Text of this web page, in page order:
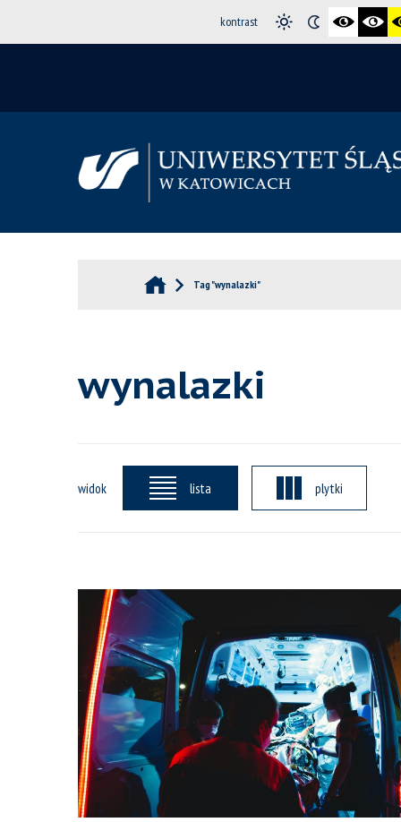
kontrast
Tag "wynalazki"
wynalazki
widok lista plytki